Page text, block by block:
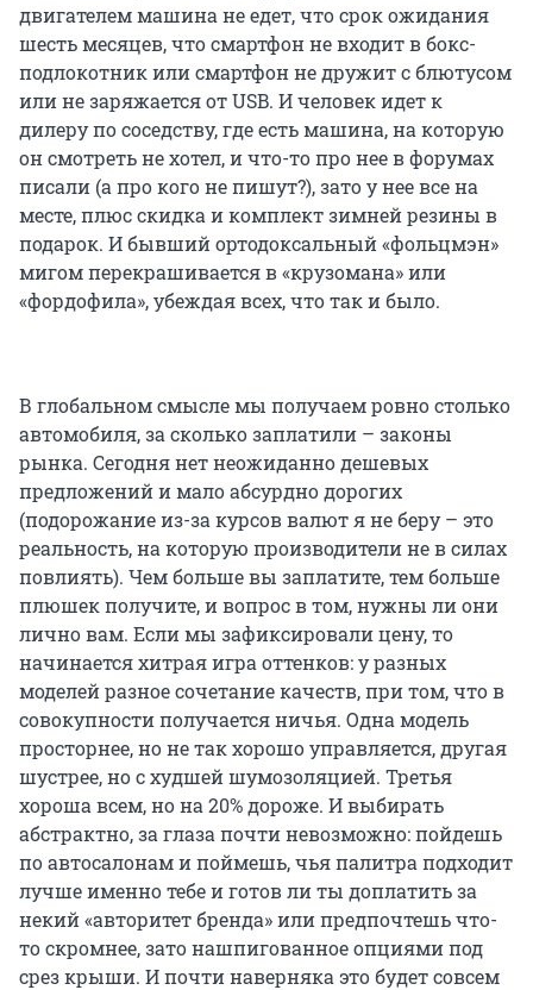
двигателем машина не едет, что срок ожидания
шесть месяцев, что смартфон не входит в бокс-
подлокотник или смартфон не дружит с блютусом
или не заряжается от USB. И человек идет к
дилеру по соседству, где есть машина, на которую
он смотреть не хотел, и что-то про нее в форумах
писали (а про кого не пишут?), зато у нее все на
месте, плюс скидка и комплект зимней резины в
подарок. И бывший ортодоксальный «фольцмэн»
мигом перекрашивается в «крузомана» или
«фордофила», убеждая всех, что так и было.
В глобальном смысле мы получаем ровно столько
автомобиля, за сколько заплатили – законы
рынка. Сегодня нет неожиданно дешевых
предложений и мало абсурдно дорогих
(подорожание из-за курсов валют я не беру – это
реальность, на которую производители не в силах
повлиять). Чем больше вы заплатите, тем больше
плюшек получите, и вопрос в том, нужны ли они
лично вам. Если мы зафиксировали цену, то
начинается хитрая игра оттенков: у разных
моделей разное сочетание качеств, при том, что в
совокупности получается ничья. Одна модель
просторнее, но не так хорошо управляется, другая
шустрее, но с худшей шумозоляцией. Третья
хороша всем, но на 20% дороже. И выбирать
абстрактно, за глаза почти невозможно: пойдешь
по автосалонам и поймешь, чья палитра подходит
лучше именно тебе и готов ли ты доплатить за
некий «авторитет бренда» или предпочтешь что-
то скромнее, зато нашпигованное опциями под
срез крыши. И почти наверняка это будет совсем